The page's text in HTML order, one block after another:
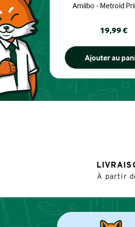
Amiibo - Metroid
Prix
19,99 €
Ajouter au
À partir